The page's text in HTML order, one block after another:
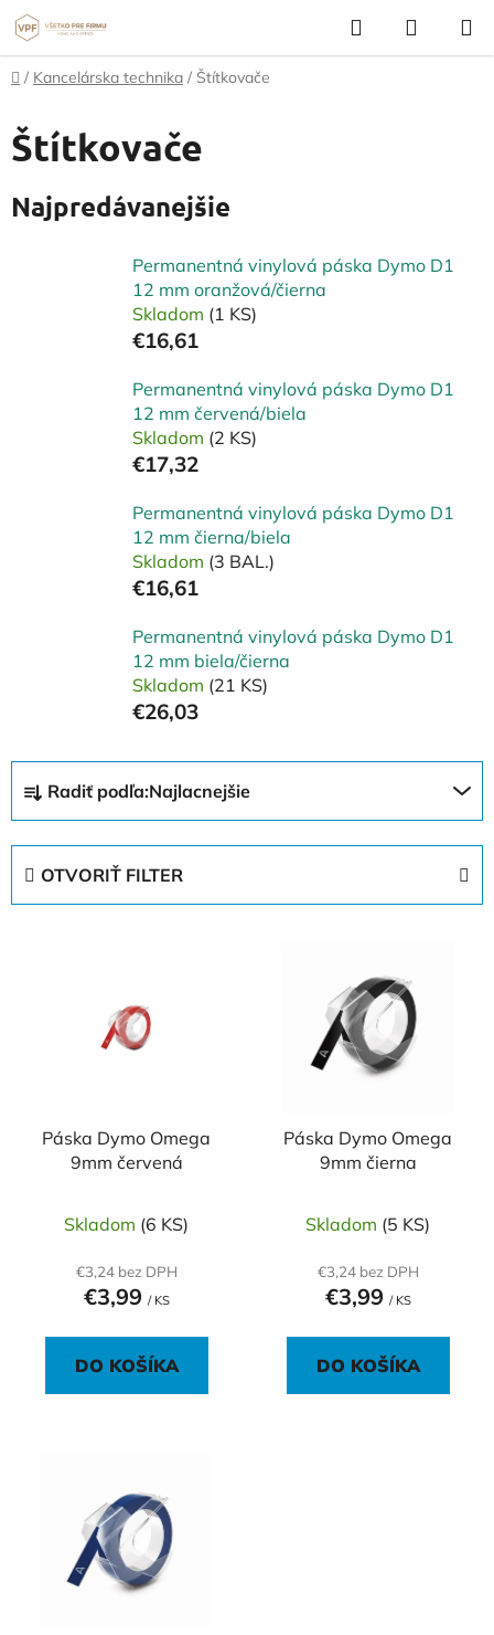
Prejsť
na
obsah
Hľadať
KOŠÍK
Domov
/ Kancelárska technika / Štítkovače
Štítkovače
Najpredávanejšie
Permanentná vinylová páska Dymo D1
12 mm oranžová/čierna
Skladom (1 KS)
€16,61
Permanentná vinylová páska Dymo D1
12 mm červená/biela
Skladom (2 KS)
€17,32
Permanentná vinylová páska Dymo D1
12 mm čierna/biela
Skladom (3 BAL.)
€16,61
Permanentná vinylová páska Dymo D1
12 mm biela/čierna
Skladom (21 KS)
€26,03
d
Radiť podľa:Najlacnejšie
OTVORIŤ FILTER
Páska Dymo Omega
9mm červená
Skladom (6 KS)
€3,24 bez DPH
€3,99 / KS
DO KOŠÍKA
Páska Dymo Omega
9mm čierna
Skladom (5 KS)
€3,24 bez DPH
€3,99 / KS
DO KOŠÍKA